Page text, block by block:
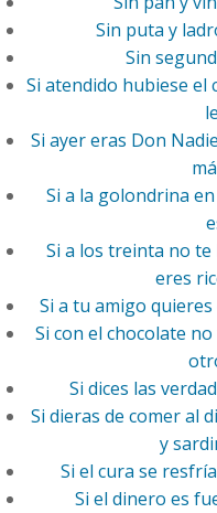
Sin puta y
Sin
Si atendido hubiese el
Si ayer eras Don
Si a la golondrina
Si a los treinta no te
eres
Si a tu amigo
Si con el chocolate
Si dices las
Si dieras de comer al
y
Si el cura se
Si el dinero es